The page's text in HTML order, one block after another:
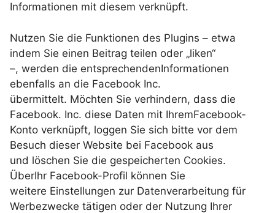
Informationen mit diesem verknüpft.
Nutzen Sie die Funktionen des Plugins – etwa
indem Sie einen Beitrag teilen oder „liken“
–, werden die entsprechendenInformationen
ebenfalls an die Facebook Inc.
übermittelt. Möchten Sie verhindern, dass die
Facebook. Inc. diese Daten mit IhremFacebook-
Konto verknüpft, loggen Sie sich bitte vor dem
Besuch dieser Website bei Facebook aus
und löschen Sie die gespeicherten Cookies.
ÜberIhr Facebook-Profil können Sie
weitere Einstellungen zur Datenverarbeitung für
Werbezwecke tätigen oder der Nutzung Ihrer